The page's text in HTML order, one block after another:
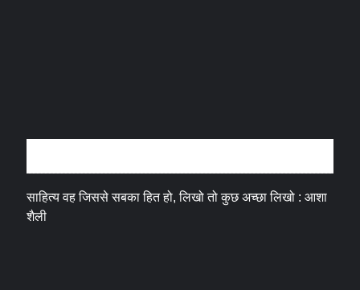
साहित्य वह जिससे सबका हित हो, लिखो तो कुछ अच्छा लिखो : आशा
शैली